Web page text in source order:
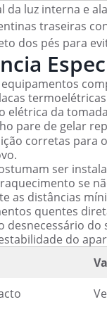
da luz interna e
traseiras
dos pés para
elétrica da
pare de gelar
corretas para
ser
se
as distâncias
quentes
desnecessário
do